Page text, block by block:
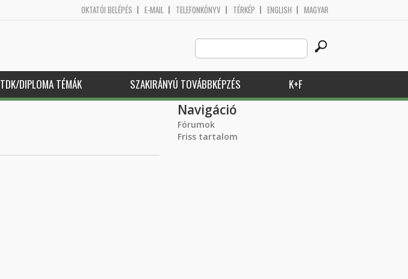
OKTATÓI BELÉPÉS E-MAIL TELEFONKÖNYV TÉRKÉP ENGLISH MAGYAR
Search
this
site
TDK/DIPLOMA TÉMÁK SZAKIRÁNYÚ TOVÁBBKÉPZÉS K+F
Navigáció
Fórumok
Friss tartalom